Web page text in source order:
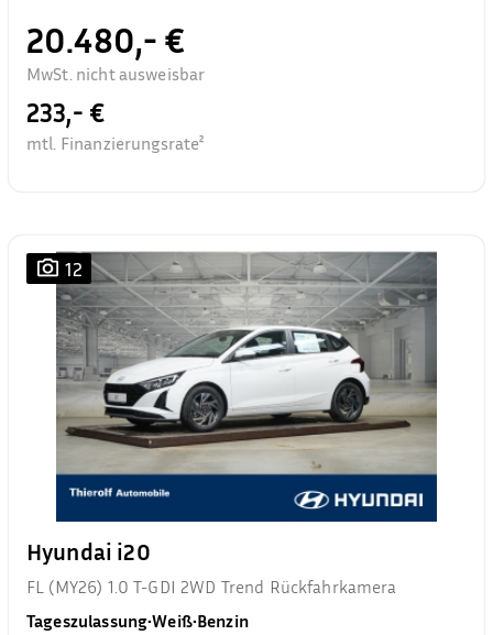
20.480,- €
MwSt. nicht ausweisbar
233,- €
mtl. Finanzierungsrate²
12
Hyundai i20
FL (MY26) 1.0 T-GDI 2WD Trend Rückfahrkamera
Tageszulassung•Weiß•Benzin